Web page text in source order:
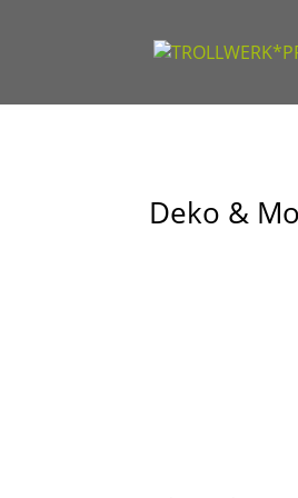
Deko &